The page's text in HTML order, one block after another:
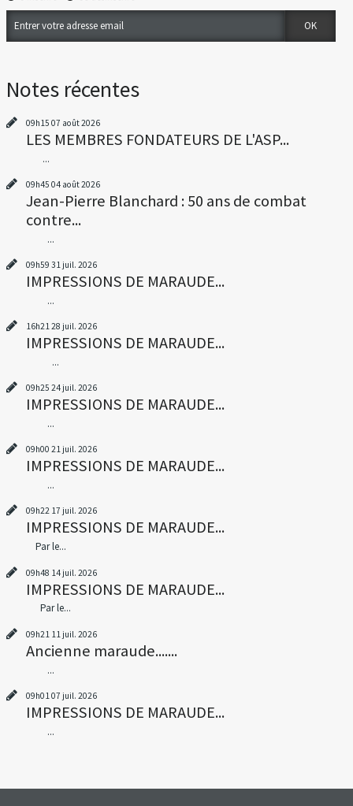
Notes récentes
09h15 07 août 2026
LES MEMBRES FONDATEURS DE L'ASP...
...
09h45 04 août 2026
Jean-Pierre Blanchard : 50 ans de combat
contre...
...
09h59 31 juil. 2026
IMPRESSIONS DE MARAUDE...
...
16h2128 juil. 2026
IMPRESSIONS DE MARAUDE...
...
09h25 24 juil. 2026
IMPRESSIONS DE MARAUDE...
...
09h00 21 juil. 2026
IMPRESSIONS DE MARAUDE...
...
09h22 17 juil. 2026
IMPRESSIONS DE MARAUDE...
Par le...
09h48 14 juil. 2026
IMPRESSIONS DE MARAUDE...
Par le...
09h21 11 juil. 2026
Ancienne maraude.......
...
09h01 07 juil. 2026
IMPRESSIONS DE MARAUDE...
...